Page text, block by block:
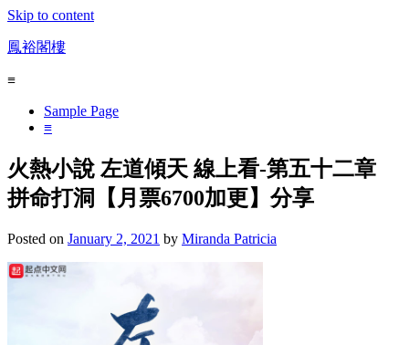
Skip to content
鳳裕閣樓
≡
Sample Page
≡
火熱小說 左道傾天 線上看-第五十二章
拼命打洞【月票6700加更】分享
Posted on January 2, 2021 by Miranda Patricia